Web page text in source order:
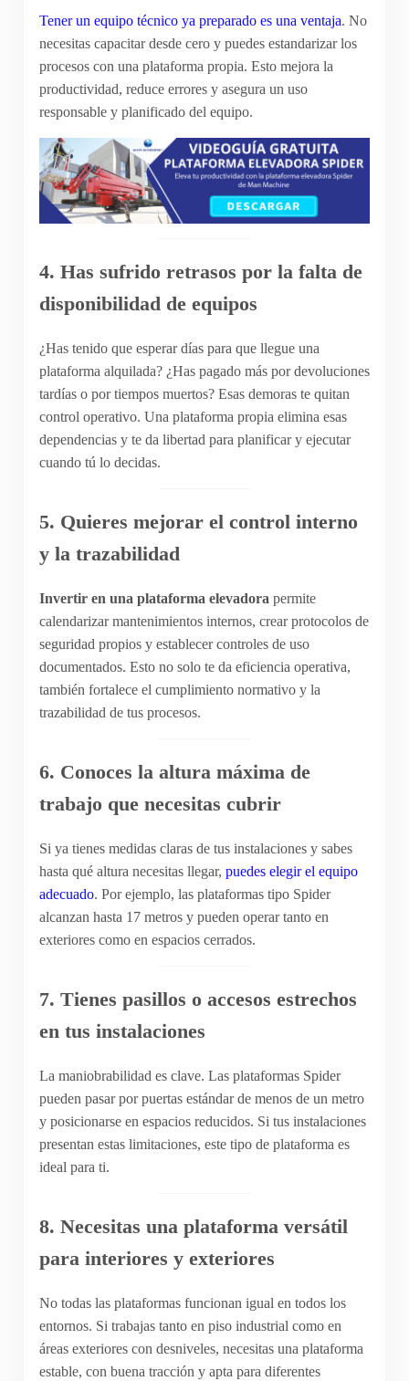
Tener un equipo técnico ya preparado es una ventaja. No
necesitas capacitar desde cero y puedes estandarizar los
procesos con una plataforma propia. Esto mejora la
productividad, reduce errores y asegura un uso
responsable y planificado del equipo.
4. Has sufrido retrasos por la falta de
disponibilidad de equipos
¿Has tenido que esperar días para que llegue una
plataforma alquilada? ¿Has pagado más por devoluciones
tardías o por tiempos muertos? Esas demoras te quitan
control operativo. Una plataforma propia elimina esas
dependencias y te da libertad para planificar y ejecutar
cuando tú lo decidas.
5. Quieres mejorar el control interno
y la trazabilidad
Invertir en una plataforma elevadora permite
calendarizar mantenimientos internos, crear protocolos de
seguridad propios y establecer controles de uso
documentados. Esto no solo te da eficiencia operativa,
también fortalece el cumplimiento normativo y la
trazabilidad de tus procesos.
6. Conoces la altura máxima de
trabajo que necesitas cubrir
Si ya tienes medidas claras de tus instalaciones y sabes
hasta qué altura necesitas llegar, puedes elegir el equipo
adecuado. Por ejemplo, las plataformas tipo Spider
alcanzan hasta 17 metros y pueden operar tanto en
exteriores como en espacios cerrados.
7. Tienes pasillos o accesos estrechos
en tus instalaciones
La maniobrabilidad es clave. Las plataformas Spider
pueden pasar por puertas estándar de menos de un metro
y posicionarse en espacios reducidos. Si tus instalaciones
presentan estas limitaciones, este tipo de plataforma es
ideal para ti.
8. Necesitas una plataforma versátil
para interiores y exteriores
No todas las plataformas funcionan igual en todos los
entornos. Si trabajas tanto en piso industrial como en
áreas exteriores con desniveles, necesitas una plataforma
estable, con buena tracción y apta para diferentes